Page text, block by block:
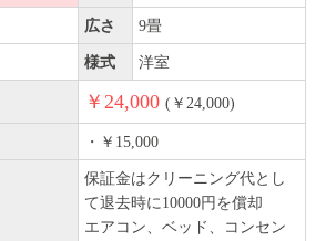
広さ 9畳
様式 洋室
￥24,000 (￥24,000)
・￥15,000
保証金はクリーニング代とし
て退去時に10000円を償却
エアコン、ベッド、コンセン